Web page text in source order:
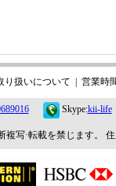
り扱いについて 営業時
Skype:kii-life
複写·転載を禁じます。